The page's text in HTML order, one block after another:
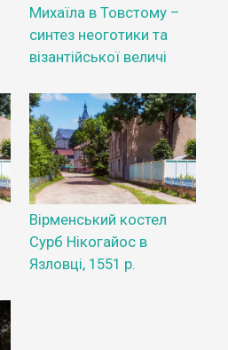
Михаїла в Товстому –
синтез неоготики та
візантійської величі
Вірменський костел
Сурб Нікогайос в
Язловці, 1551 р.